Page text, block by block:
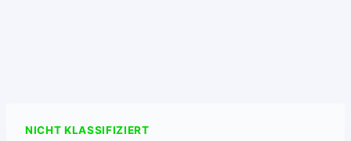
NICHT KLASSIFIZIERT